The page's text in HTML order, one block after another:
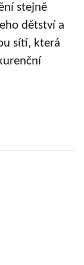
stejně
dětství a
sítí, která